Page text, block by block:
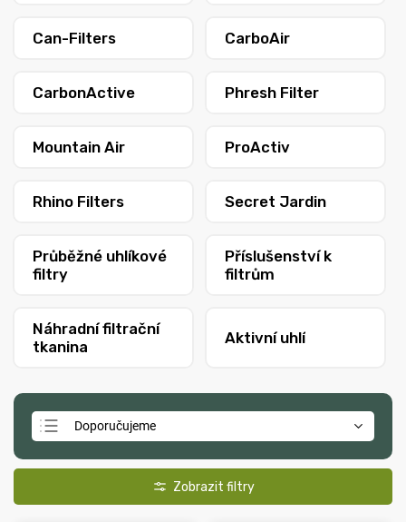
Can-Filters CarboAir
CarbonActive Phresh Filter
Mountain Air ProActiv
Rhino Filters Secret Jardin
Průběžné uhlíkové
filtry
Příslušenství k
filtrům
Náhradní filtrační
tkanina
Aktivní uhlí
Doporučujeme